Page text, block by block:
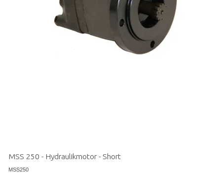
MSS 250 - Hydraulikmotor - Short
MSS250